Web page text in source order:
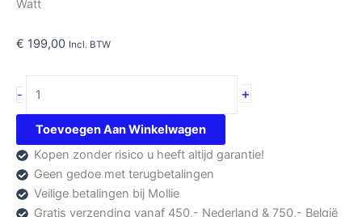
Watt
€ 199,00 Incl. BTW
-
DG-
103
aantal
+
Toevoegen Aan Winkelwagen
Kopen zonder risico u heeft altijd garantie!
Geen gedoe met terugbetalingen
Veilige betalingen bij Mollie
Gratis verzending vanaf 450,- Nederland & 750,- België